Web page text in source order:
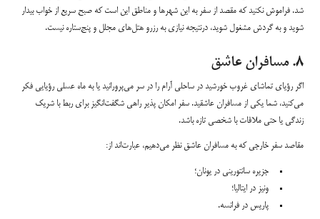
شد. فراموش نکنید که مقصد از سفر به این شهرها و مناطق این است که صبح سریع از خواب بیدار
شوید و به گردش مشغول شوید، درنتیجه نیازی به رزرو هتل‌های مجلل و پنج‌ستاره نیست.
۸. مسافران عاشق
اگر رؤیای تماشای غروب خورشید در ساحلی آرام را در سر می‌پرورانید یا به ماه عسلی رؤیایی فکر
می‌کنید، شما یکی از مسافران عاشقید. سفر امکان پذیر راهی شگفت‌انگیز برای ربط با شریک
زندگی یا حتی ملاقات با شخصی تازه باشد.
مقاصد سفر خارجی که به مسافران عاشق نظر می‌دهیم، عبارت‌اند از:
جزیره سانتورینی در یونان؛
ونیز در ایتالیا؛
پاریس در فرانسه.